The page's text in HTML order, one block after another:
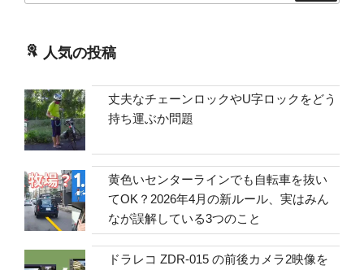
人気の投稿
丈夫なチェーンロックやU字ロックをどう
持ち運ぶか問題
黄色いセンターラインでも自転車を抜い
てOK？2026年4月の新ルール、実はみん
なが誤解している3つのこと
ドラレコ ZDR-015 の前後カメラ2映像を